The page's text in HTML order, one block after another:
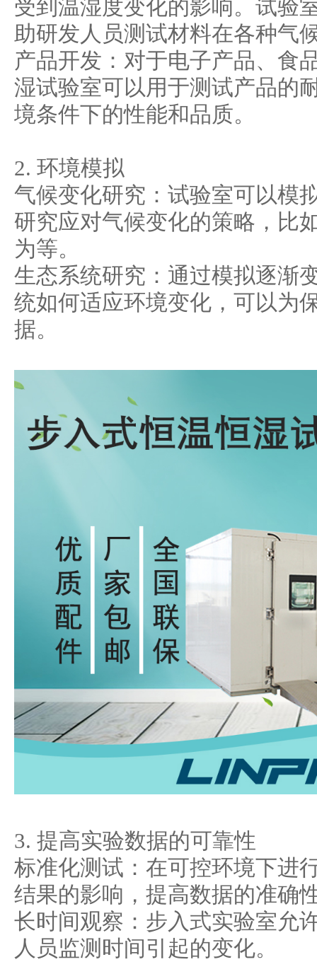
受到温湿度变化的影响。试验
助研发人员测试材料在各种气
产品开发：对于电子产品、食
湿试验室可以用于测试产品的
境条件下的性能和品质。
2. 环境模拟
气候变化研究：试验室可以模
研究应对气候变化的策略，比
为等。
生态系统研究：通过模拟逐渐
统如何适应环境变化，可以为
据。
3. 提高实验数据的可靠性
标准化测试：在可控环境下进
结果的影响，提高数据的准确
长时间观察：步入式实验室允
人员监测时间引起的变化。